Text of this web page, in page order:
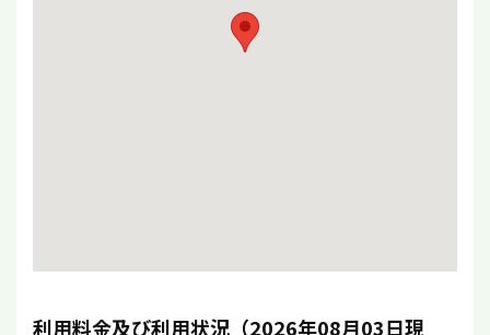
利用料金及び利用状況（2026年08月03日現